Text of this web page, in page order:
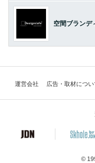
空間ブランデ
運営会社 広告・取材につい
©